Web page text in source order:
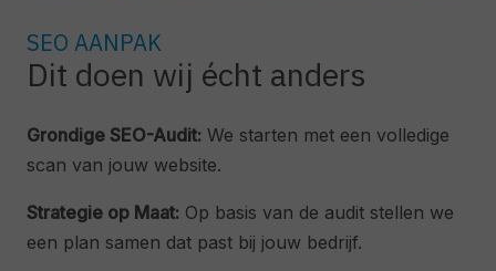
SEO AANPAK
Dit doen wij écht anders
Grondige SEO-Audit: We starten met een volledige
scan van jouw website.
Strategie op Maat: Op basis van de audit stellen we
een plan samen dat past bij jouw bedrijf.